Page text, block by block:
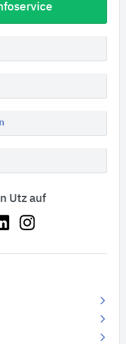
Utz auf